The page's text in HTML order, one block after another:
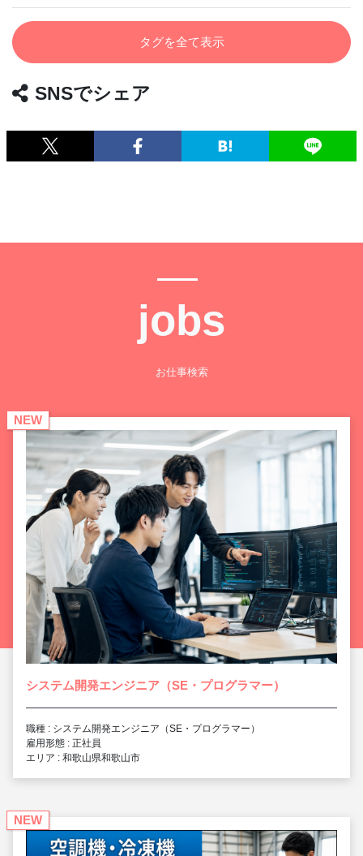
タグを全て表示
SNSでシェア
jobs
お仕事検索
NEW
システム開発エンジニア（SE・プログラマー）
職種 : システム開発エンジニア（SE・プログラマー）
雇用形態 : 正社員
エリア : 和歌山県和歌山市
NEW